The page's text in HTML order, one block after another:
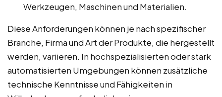
Werkzeugen, Maschinen und Materialien.
Diese Anforderungen können je nach spezifischer
Branche, Firma und Art der Produkte, die hergestellt
werden, variieren. In hochspezialisierten oder stark
automatisierten Umgebungen können zusätzliche
technische Kenntnisse und Fähigkeiten in